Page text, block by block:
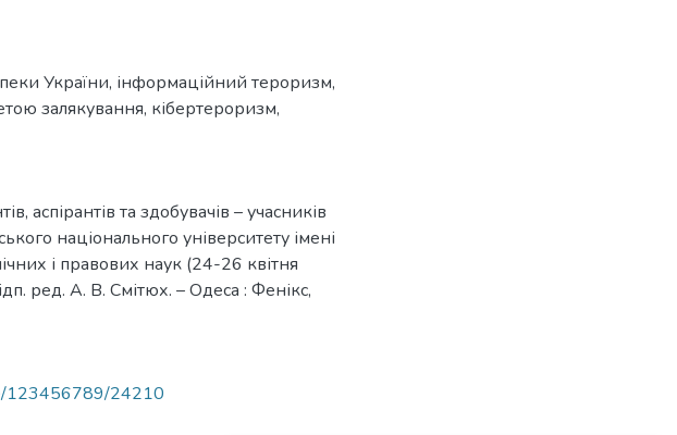
України, інформаційний тероризм,
залякування, кібертероризм,
аспірантів та здобувачів – учасників
національного університету імені
і правових наук (24-26 квітня
ред. А. В. Смітюх. – Одеса : Фенікс,
123456789/24210